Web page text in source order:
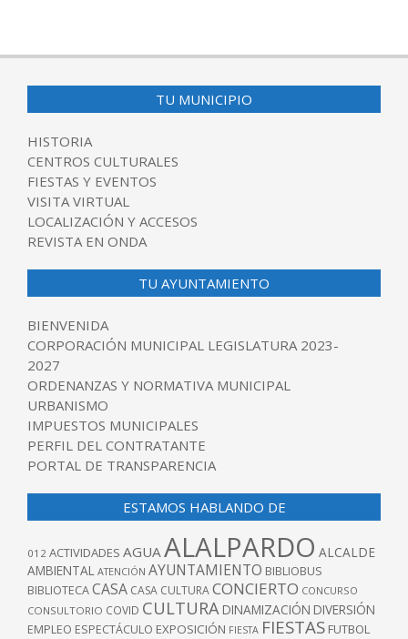
TU MUNICIPIO
HISTORIA
CENTROS CULTURALES
FIESTAS Y EVENTOS
VISITA VIRTUAL
LOCALIZACIÓN Y ACCESOS
REVISTA EN ONDA
TU AYUNTAMIENTO
BIENVENIDA
CORPORACIÓN MUNICIPAL LEGISLATURA 2023-
2027
ORDENANZAS Y NORMATIVA MUNICIPAL
URBANISMO
IMPUESTOS MUNICIPALES
PERFIL DEL CONTRATANTE
PORTAL DE TRANSPARENCIA
ESTAMOS HABLANDO DE
012 ACTIVIDADES AGUAALALPARDO ALCALDE
AMBIENTAL ATENCIÓN AYUNTAMIENTO BIBLIOBUS
BIBLIOTECACASA CASA CULTURACONCIERTO CONCURSO
CONSULTORIO COVID CULTURA DINAMIZACIÓN DIVERSIÓN
EMPLEO ESPECTÁCULO EXPOSICIÓN FIESTA FIESTAS FUTBOL